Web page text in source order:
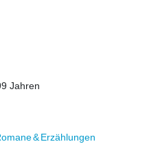
Jahren
& Erzählungen